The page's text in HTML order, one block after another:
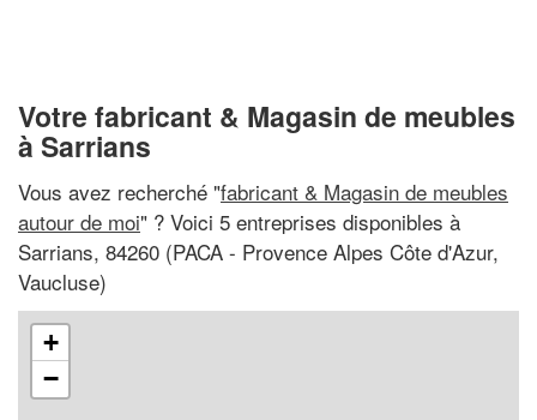
Votre fabricant & Magasin de meubles
à Sarrians
Vous avez recherché "fabricant & Magasin de meubles
autour de moi" ? Voici 5 entreprises disponibles à
Sarrians, 84260 (PACA - Provence Alpes Côte d'Azur,
Vaucluse)
+
−